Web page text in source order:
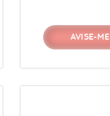
AVISE-ME